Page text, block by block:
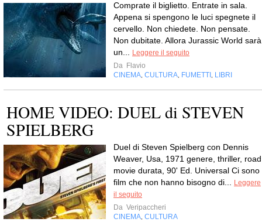
Comprate il biglietto. Entrate in sala.
Appena si spengono le luci spegnete il
cervello. Non chiedete. Non pensate.
Non dubitate. Allora Jurassic World sarà
un...
Leggere il seguito
Da Flavio
CINEMA CULTURA FUMETTI LIBRI
HOME VIDEO: DUEL di STEVEN
SPIELBERG
Duel di Steven Spielberg con Dennis
Weaver, Usa, 1971 genere, thriller, road
movie durata, 90' Ed. Universal Ci sono
film che non hanno bisogno di...
Leggere
il seguito
Da Veripaccheri
CINEMA CULTURA